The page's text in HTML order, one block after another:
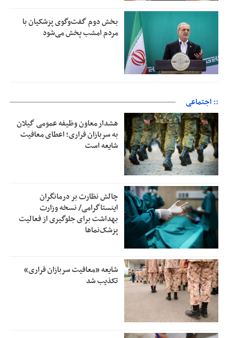
بخش دوم گفت‌وگوی پزشکیان با
مردم امشب پخش می‌شود
:: اجتماعی
هشدار معاون وظیفه عمومی گیلان
به سربازان فراری؛ اعطای معافیت
شایعه است
چالش نظارت بر درمانگران
اینستاگرامی/ نسخه وزارت
بهداشت برای جلوگیری از فعالیت
پزشک‌نماها
شایعه «معافیت سربازان فراری»
تکذیب شد